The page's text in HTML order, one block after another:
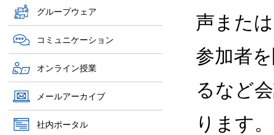
グループウェア
コミュニケーション
オンライン授業
メールアーカイブ
社内ポータル
声また
参加者
るなど
ります。